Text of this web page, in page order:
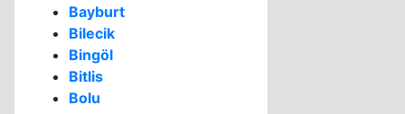
Bayburt
Bilecik
Bingöl
Bitlis
Bolu